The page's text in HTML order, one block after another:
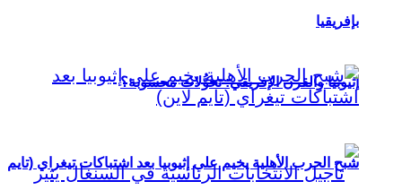
إثيوبيا والقرن الإفريقي: تحوُّلات محسوبة؟
بإفريقيا
شبح الحرب الأهلية يخيم على إثيوبيا بعد اشتباكات تيغراي (تايم